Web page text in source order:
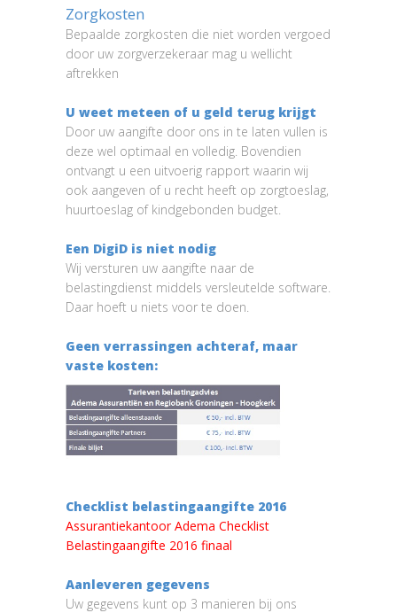
Zorgkosten
Bepaalde zorgkosten die niet worden vergoed
door uw zorgverzekeraar mag u wellicht
aftrekken
U weet meteen of u geld terug krijgt
Door uw aangifte door ons in te laten vullen is
deze wel optimaal en volledig. Bovendien
ontvangt u een uitvoerig rapport waarin wij
ook aangeven of u recht heeft op zorgtoeslag,
huurtoeslag of kindgebonden budget.
Een DigiD is niet nodig
Wij versturen uw aangifte naar de
belastingdienst middels versleutelde software.
Daar hoeft u niets voor te doen.
Geen verrassingen achteraf, maar
vaste kosten:
Checklist belastingaangifte 2016
Assurantiekantoor Adema Checklist
Belastingaangifte 2016 finaal
Aanleveren gegevens
Uw gegevens kunt op 3 manieren bij ons